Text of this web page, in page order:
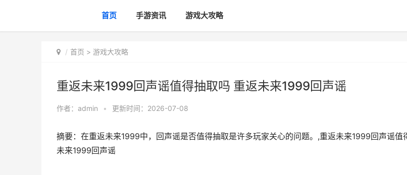
首页 手游资讯 游戏大攻略
首页 > 游戏大攻略
重返未来1999回声谣值得抽取吗 重返未来1999回声谣
作者： admin • 更新时间：2026-07-08
摘要：在重返未来1999中，回声谣是否值得抽取是许多玩家关心的问题。,重返未来1999回声谣值
未来1999回声谣